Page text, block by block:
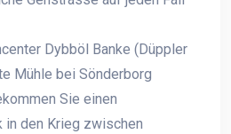
Dybböl Banke (Düppler
Mühle bei Sönderborg
Sie einen
den Krieg zwischen